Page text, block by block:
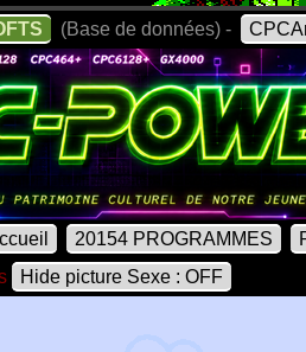
(Base de données) -
20154 PROGRAMMES
Hide picture Sexe : OFF